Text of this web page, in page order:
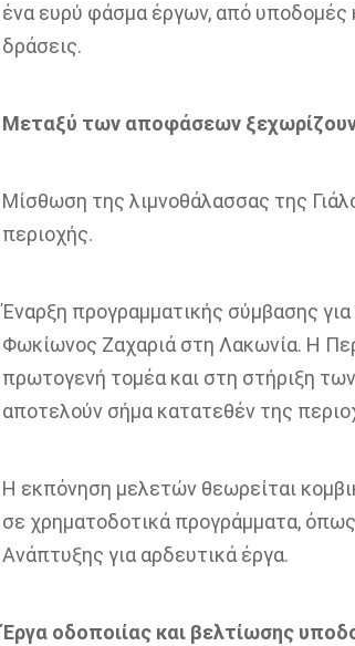
ένα ευρύ φάσμα έργων, από υποδομές
δράσεις.
Μεταξύ των αποφάσεων
Μίσθωση της λιμνοθάλασσας της
περιοχής.
Έναρξη προγραμματικής σύμβασης
Φωκίωνος Ζαχαριά στη Λακωνία. Η
πρωτογενή τομέα και στη στήριξη
αποτελούν σήμα κατατεθέν της
Η εκπόνηση μελετών θεωρείται
σε χρηματοδοτικά προγράμματα,
Ανάπτυξης για αρδευτικά έργα.
Έργα οδοποιίας και βελτίωσης